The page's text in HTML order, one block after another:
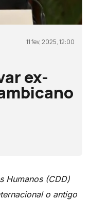
11 fev, 2025, 12:00
ex-
Humanos (CDD)
o antigo